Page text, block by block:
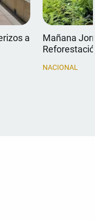
a
Mañana
NACIONAL